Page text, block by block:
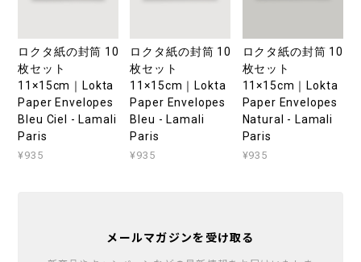
ロクタ紙の封筒 10
枚セット
11×15cm｜Lokta
Paper Envelopes
Bleu Ciel - Lamali
Paris
¥935
ロクタ紙の封筒 10
枚セット
11×15cm｜Lokta
Paper Envelopes
Bleu - Lamali
Paris
¥935
ロクタ紙の封筒 10
枚セット
11×15cm｜Lokta
Paper Envelopes
Natural - Lamali
Paris
¥935
メールマガジンを受け取る